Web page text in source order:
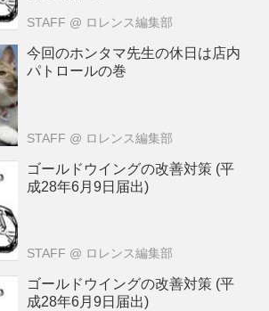
STAFF @ ロレンス編集部
今回のホンタマ先生の休日は店内
パトロールの巻
STAFF @ ロレンス編集部
ゴールドウイングの改善対策 (平
成28年6月9日届出)
STAFF @ ロレンス編集部
ゴールドウイングの改善対策 (平
成28年6月9日届出)